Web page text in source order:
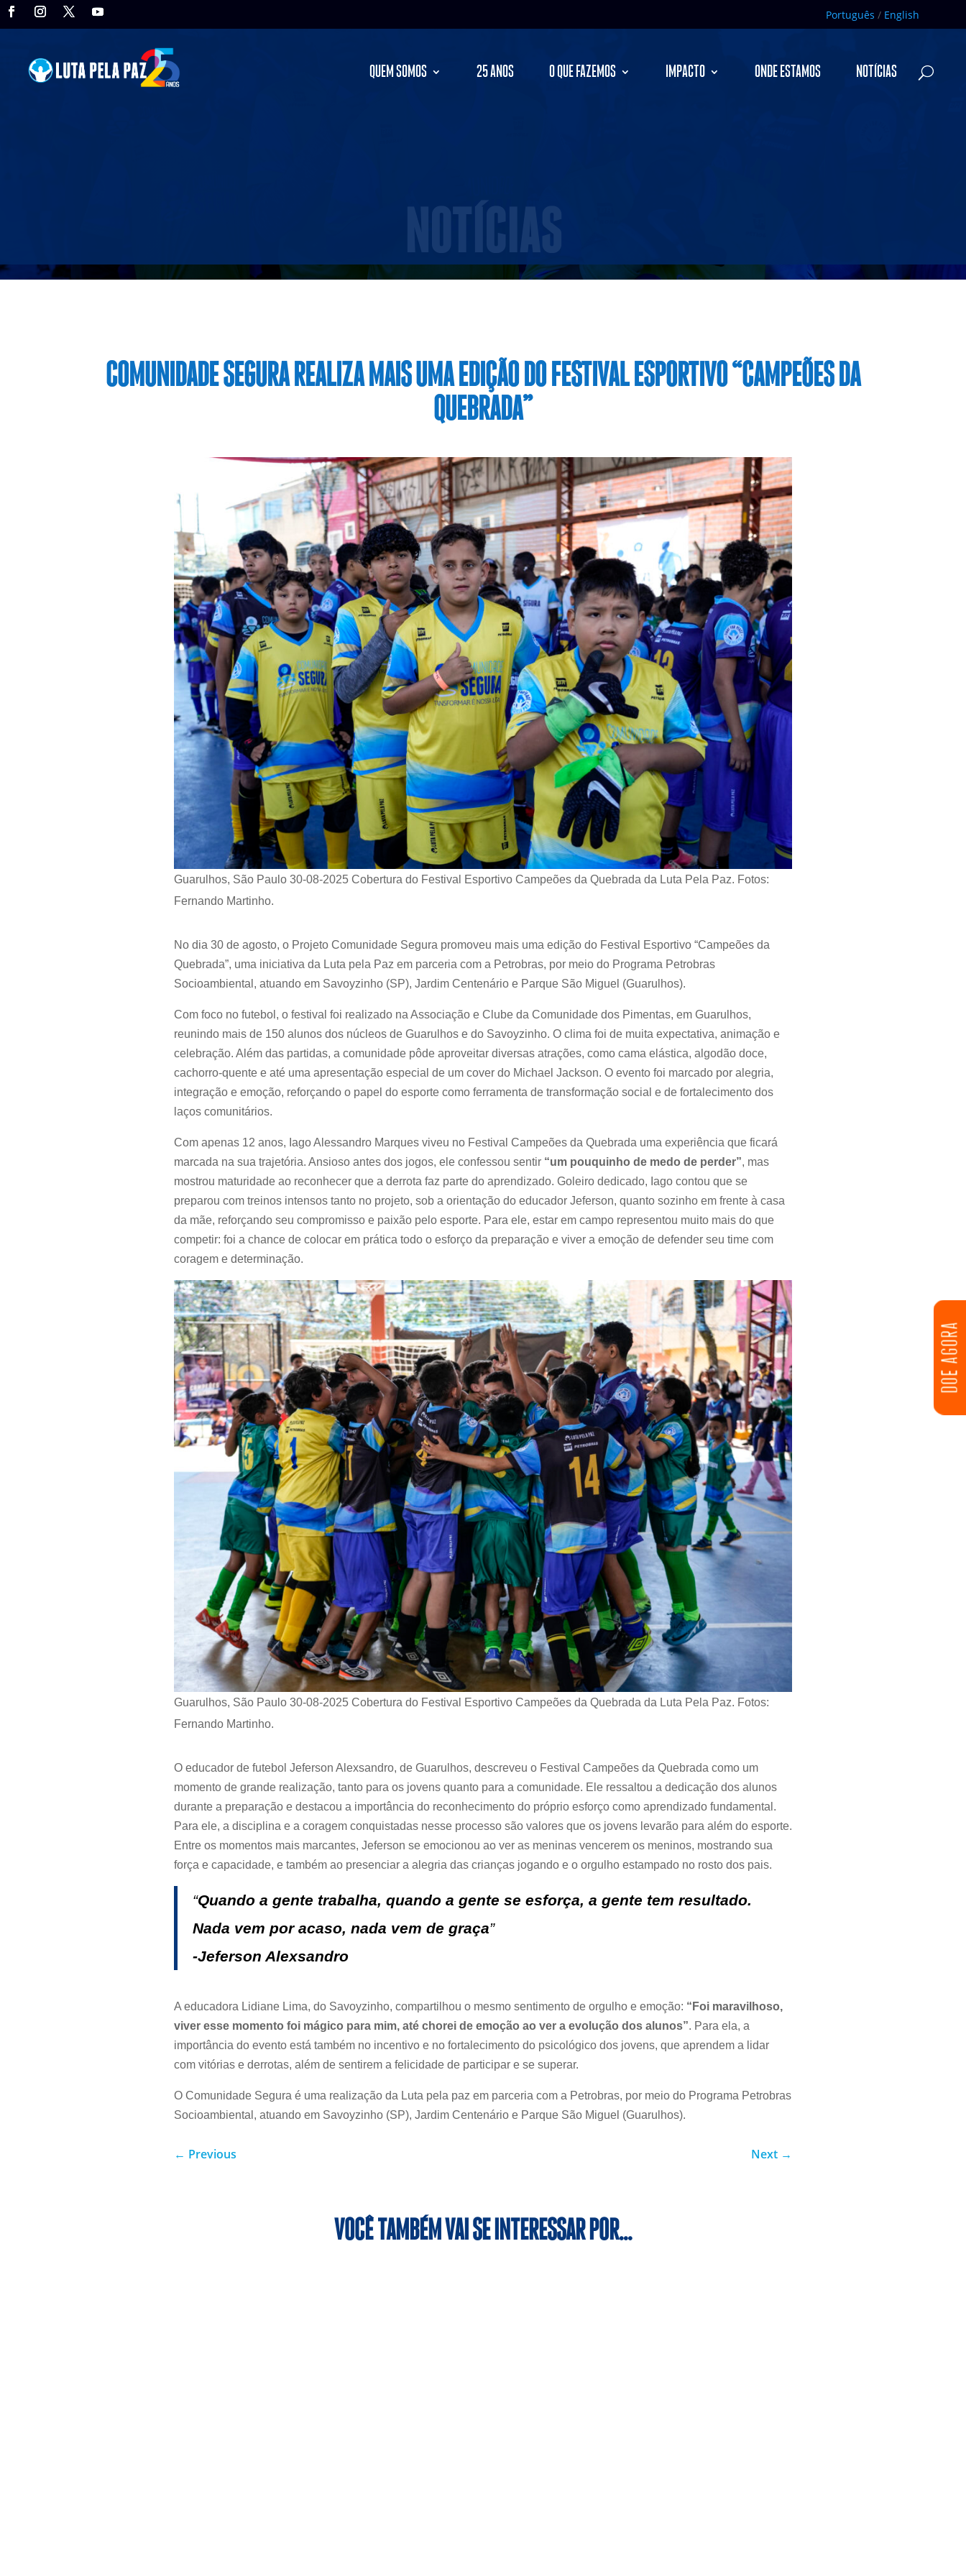
DOE AGORA
Português / English
QUEM SOMOS 25 ANOS O QUE FAZEMOS IMPACTO ONDE ESTAMOS NOTÍCIAS
COMUNIDADE SEGURA REALIZA MAIS UMA EDIÇÃO DO FESTIVAL ESPORTIVO “CAMPEÕES DA
QUEBRADA”
Guarulhos, São Paulo 30-08-2025 Cobertura do Festival Esportivo Campeões da Quebrada da Luta Pela Paz. Fotos:
Fernando Martinho.
No dia 30 de agosto, o Projeto Comunidade Segura promoveu mais uma edição do Festival Esportivo “Campeões da
Quebrada”, uma iniciativa da Luta pela Paz em parceria com a Petrobras, por meio do Programa Petrobras
Socioambiental, atuando em Savoyzinho (SP), Jardim Centenário e Parque São Miguel (Guarulhos).
Com foco no futebol, o festival foi realizado na Associação e Clube da Comunidade dos Pimentas, em Guarulhos,
reunindo mais de 150 alunos dos núcleos de Guarulhos e do Savoyzinho. O clima foi de muita expectativa, animação e
celebração. Além das partidas, a comunidade pôde aproveitar diversas atrações, como cama elástica, algodão doce,
cachorro-quente e até uma apresentação especial de um cover do Michael Jackson. O evento foi marcado por alegria,
integração e emoção, reforçando o papel do esporte como ferramenta de transformação social e de fortalecimento dos
laços comunitários.
Com apenas 12 anos, Iago Alessandro Marques viveu no Festival Campeões da Quebrada uma experiência que ficará
marcada na sua trajetória. Ansioso antes dos jogos, ele confessou sentir “um pouquinho de medo de perder”, mas
mostrou maturidade ao reconhecer que a derrota faz parte do aprendizado. Goleiro dedicado, Iago contou que se
preparou com treinos intensos tanto no projeto, sob a orientação do educador Jeferson, quanto sozinho em frente à casa
da mãe, reforçando seu compromisso e paixão pelo esporte. Para ele, estar em campo representou muito mais do que
competir: foi a chance de colocar em prática todo o esforço da preparação e viver a emoção de defender seu time com
coragem e determinação.
Guarulhos, São Paulo 30-08-2025 Cobertura do Festival Esportivo Campeões da Quebrada da Luta Pela Paz. Fotos:
Fernando Martinho.
O educador de futebol Jeferson Alexsandro, de Guarulhos, descreveu o Festival Campeões da Quebrada como um
momento de grande realização, tanto para os jovens quanto para a comunidade. Ele ressaltou a dedicação dos alunos
durante a preparação e destacou a importância do reconhecimento do próprio esforço como aprendizado fundamental.
Para ele, a disciplina e a coragem conquistadas nesse processo são valores que os jovens levarão para além do esporte.
Entre os momentos mais marcantes, Jeferson se emocionou ao ver as meninas vencerem os meninos, mostrando sua
força e capacidade, e também ao presenciar a alegria das crianças jogando e o orgulho estampado no rosto dos pais.
“Quando a gente trabalha, quando a gente se esforça, a gente tem resultado.
Nada vem por acaso, nada vem de graça”
-Jeferson Alexsandro
A educadora Lidiane Lima, do Savoyzinho, compartilhou o mesmo sentimento de orgulho e emoção: “Foi maravilhoso,
viver esse momento foi mágico para mim, até chorei de emoção ao ver a evolução dos alunos”. Para ela, a
importância do evento está também no incentivo e no fortalecimento do psicológico dos jovens, que aprendem a lidar
com vitórias e derrotas, além de sentirem a felicidade de participar e se superar.
O Comunidade Segura é uma realização da Luta pela paz em parceria com a Petrobras, por meio do Programa Petrobras
Socioambiental, atuando em Savoyzinho (SP), Jardim Centenário e Parque São Miguel (Guarulhos).
← Previous Next →
VOCÊ TAMBÉM VAI SE INTERESSAR POR…